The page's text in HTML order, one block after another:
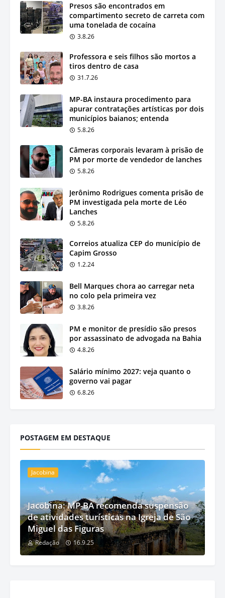
Presos são encontrados em
compartimento secreto de carreta com
uma tonelada de cocaína
3.8.26
Professora e seis filhos são mortos a
tiros dentro de casa
31.7.26
MP-BA instaura procedimento para
apurar contratações artísticas por dois
municípios baianos; entenda
5.8.26
Câmeras corporais levaram à prisão de
PM por morte de vendedor de lanches
5.8.26
Jerônimo Rodrigues comenta prisão de
PM investigada pela morte de Léo
Lanches
5.8.26
Correios atualiza CEP do município de
Capim Grosso
1.2.24
Bell Marques chora ao carregar neta
no colo pela primeira vez
3.8.26
PM e monitor de presídio são presos
por assassinato de advogada na Bahia
4.8.26
Salário mínimo 2027: veja quanto o
governo vai pagar
6.8.26
POSTAGEM EM DESTAQUE
Jacobina
Jacobina: MP-BA recomenda suspensão
de atividades turísticas na Igreja de São
Miguel das Figuras
Redação 16.9.25